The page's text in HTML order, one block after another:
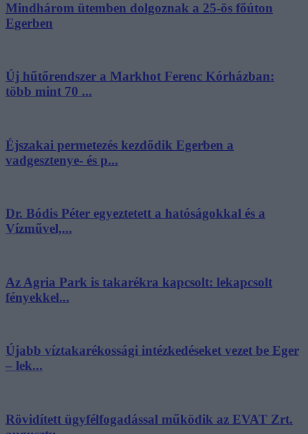
Mindhárom ütemben dolgoznak a 25-ös főúton
Egerben
Új hűtőrendszer a Markhot Ferenc Kórházban:
több mint 70 ...
Éjszakai permetezés kezdődik Egerben a
vadgesztenye- és p...
Dr. Bódis Péter egyeztetett a hatóságokkal és a
Vízművel,...
Az Agria Park is takarékra kapcsolt: lekapcsolt
fényekkel...
Újabb víztakarékossági intézkedéseket vezet be Eger
– lek...
Rövidített ügyfélfogadással működik az EVAT Zrt.